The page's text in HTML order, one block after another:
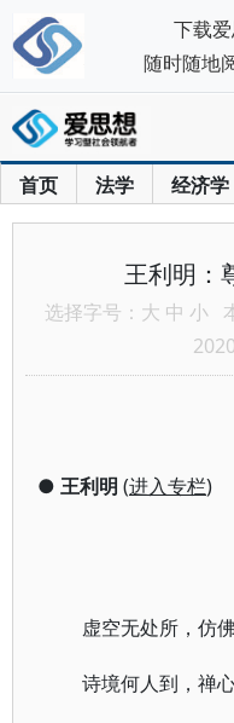
首页 法学 经济学
王利明：
选择字号： 大 中 小
● 王利明 (进入专栏)
虚空无处所，仿佛
诗境何人到，禅心
下载
随时随地